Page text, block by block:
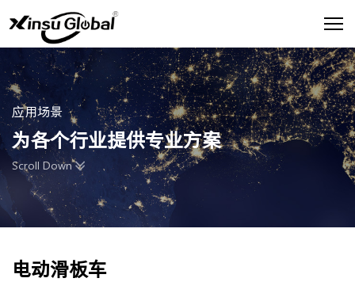
应用场景
为各个行业提供专业方案
Scroll Down
电动滑板车